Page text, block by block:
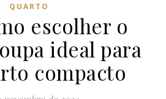
QUARTO
escolher o
ideal para
compacto